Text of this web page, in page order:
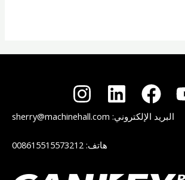
البريد الإلكتروني: sherry@machinehall.com
هاتف: 008615515573212